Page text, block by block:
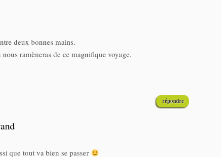
deux bonnes mains.
nous ramèneras de ce magnifique voyage.
répondre
que tout va bien se passer